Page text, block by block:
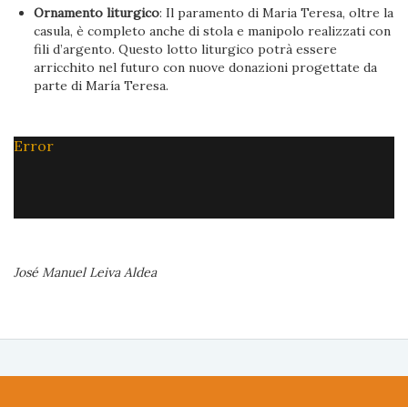
Ornamento liturgico: Il paramento di Maria Teresa, oltre la
casula, è completo anche di stola e manipolo realizzati con
fili d’argento. Questo lotto liturgico potrà essere
arricchito nel futuro con nuove donazioni progettate da
parte di María Teresa.
Error
José Manuel Leiva Aldea